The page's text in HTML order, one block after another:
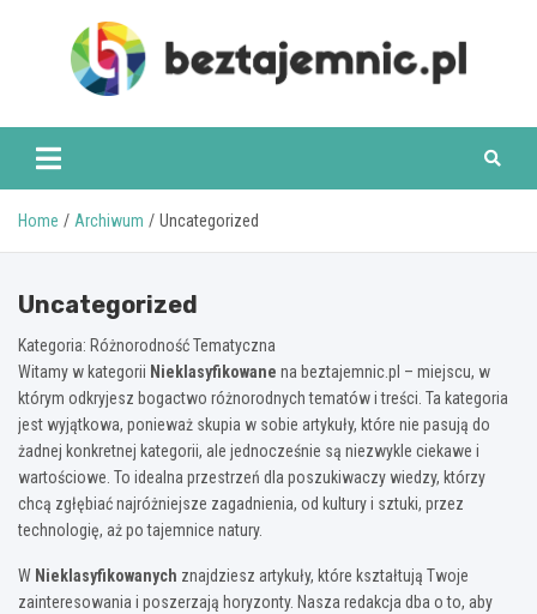
beztajemnic.pl
Home Archiwum Uncategorized
Uncategorized
Kategoria: Różnorodność Tematyczna
Witamy w kategorii Nieklasyfikowane na beztajemnic.pl – miejscu, w
którym odkryjesz bogactwo różnorodnych tematów i treści. Ta kategoria
jest wyjątkowa, ponieważ skupia w sobie artykuły, które nie pasują do
żadnej konkretnej kategorii, ale jednocześnie są niezwykle ciekawe i
wartościowe. To idealna przestrzeń dla poszukiwaczy wiedzy, którzy
chcą zgłębiać najróżniejsze zagadnienia, od kultury i sztuki, przez
technologię, aż po tajemnice natury.
W Nieklasyfikowanych znajdziesz artykuły, które kształtują Twoje
zainteresowania i poszerzają horyzonty. Nasza redakcja dba o to, aby